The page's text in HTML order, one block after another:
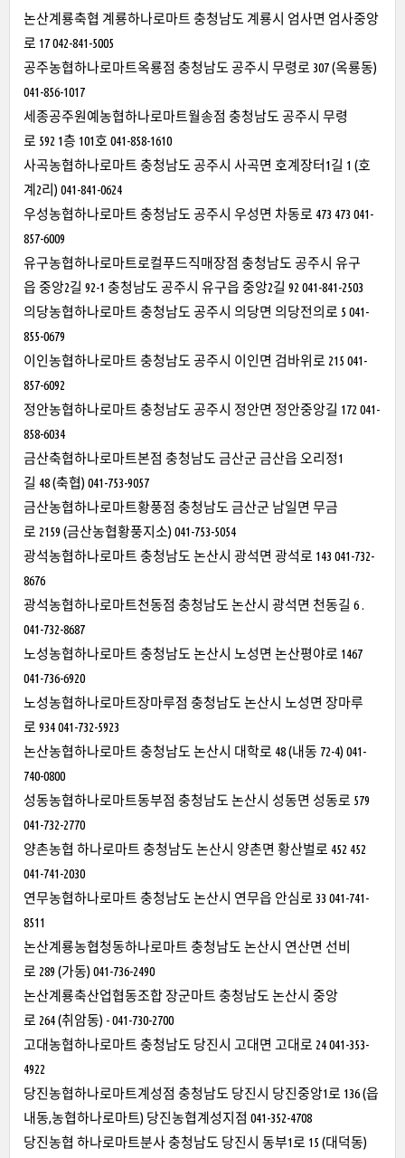
논산계룡축협 계룡하나로마트 충청남도 계룡시 엄사면 엄사중앙
로 17 042-841-5005
공주농협하나로마트옥룡점 충청남도 공주시 무령로 307 (옥룡동)
041-856-1017
세종공주원예농협하나로마트월송점 충청남도 공주시 무령
로 592 1층 101호 041-858-1610
사곡농협하나로마트 충청남도 공주시 사곡면 호계장터1길 1 (호
계2리) 041-841-0624
우성농협하나로마트 충청남도 공주시 우성면 차동로 473 473 041-
857-6009
유구농협하나로마트로컬푸드직매장점 충청남도 공주시 유구
읍 중앙2길 92-1 충청남도 공주시 유구읍 중앙2길 92 041-841-2503
의당농협하나로마트 충청남도 공주시 의당면 의당전의로 5 041-
855-0679
이인농협하나로마트 충청남도 공주시 이인면 검바위로 215 041-
857-6092
정안농협하나로마트 충청남도 공주시 정안면 정안중앙길 172 041-
858-6034
금산축협하나로마트본점 충청남도 금산군 금산읍 오리정1
길 48 (축협) 041-753-9057
금산농협하나로마트황풍점 충청남도 금산군 남일면 무금
로 2159 (금산농협황풍지소) 041-753-5054
광석농협하나로마트 충청남도 논산시 광석면 광석로 143 041-732-
8676
광석농협하나로마트천동점 충청남도 논산시 광석면 천동길 6 .
041-732-8687
노성농협하나로마트 충청남도 논산시 노성면 논산평야로 1467
041-736-6920
노성농협하나로마트장마루점 충청남도 논산시 노성면 장마루
로 934 041-732-5923
논산농협하나로마트 충청남도 논산시 대학로 48 (내동 72-4) 041-
740-0800
성동농협하나로마트동부점 충청남도 논산시 성동면 성동로 579
041-732-2770
양촌농협 하나로마트 충청남도 논산시 양촌면 황산벌로 452 452
041-741-2030
연무농협하나로마트 충청남도 논산시 연무읍 안심로 33 041-741-
8511
논산계룡농협청동하나로마트 충청남도 논산시 연산면 선비
로 289 (가동) 041-736-2490
논산계룡축산업협동조합 장군마트 충청남도 논산시 중앙
로 264 (취암동) - 041-730-2700
고대농협하나로마트 충청남도 당진시 고대면 고대로 24 041-353-
4922
당진농협하나로마트계성점 충청남도 당진시 당진중앙1로 136 (읍
내동,농협하나로마트) 당진농협계성지점 041-352-4708
당진농협 하나로마트분사 충청남도 당진시 동부1로 15 (대덕동)